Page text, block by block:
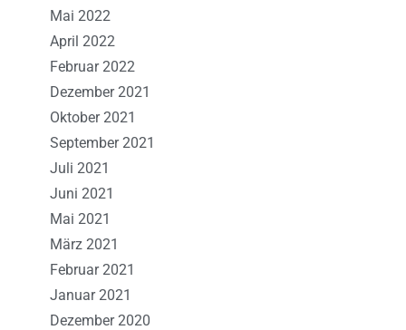
Mai 2022
April 2022
Februar 2022
Dezember 2021
Oktober 2021
September 2021
Juli 2021
Juni 2021
Mai 2021
März 2021
Februar 2021
Januar 2021
Dezember 2020